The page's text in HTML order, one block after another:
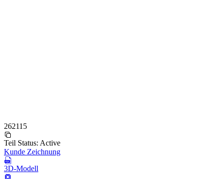
262115
Teil Status: Active
Kunde Zeichnung
3D-Modell